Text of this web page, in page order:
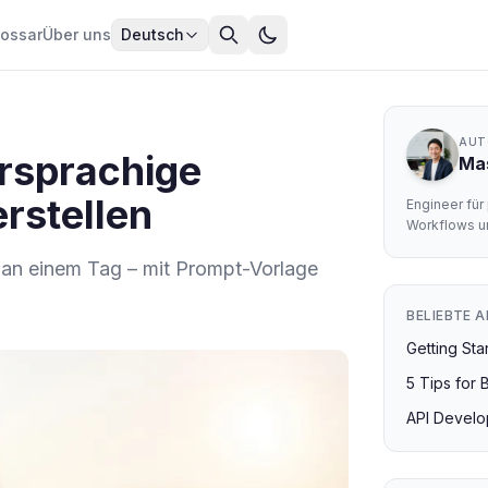
Über uns Deutsch
einem Tag – mit Prompt-Vorlage
Engineer
Workflows
BELIEBTE
Getting
5 Tips for
API